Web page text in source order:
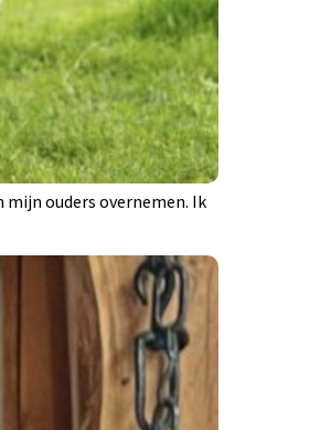
mijn ouders overnemen. Ik